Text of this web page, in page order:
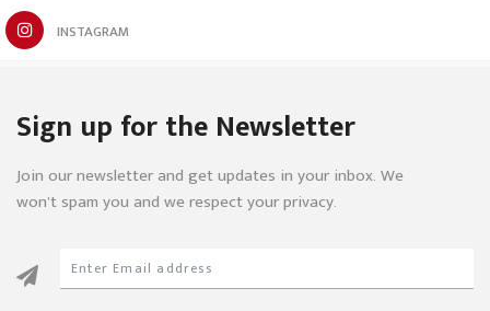
INSTAGRAM
Sign up for the Newsletter
Join our newsletter and get updates in your inbox. We
won’t spam you and we respect your privacy.